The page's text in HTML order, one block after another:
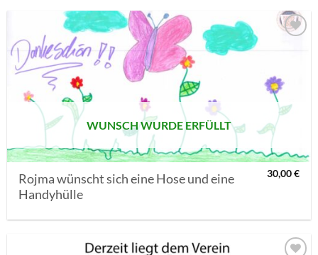
AUF MEINE
WUNSCH WURDE ERFÜLLT
Rojma wünscht sich eine Hose und eine
Handyhülle
30,00€